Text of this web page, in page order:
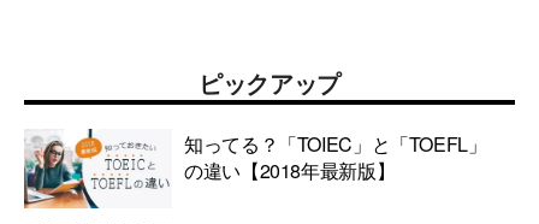
ピックアップ
知ってる？「TOIEC」と「TOEFL」
の違い【2018年最新版】